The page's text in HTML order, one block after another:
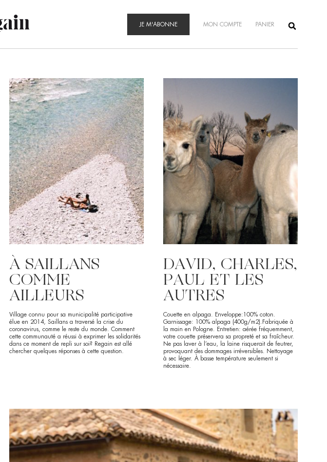
JE M'ABONNE MON COMPTE PANIER
À SAILLANS
COMME
AILLEURS
Village connu pour sa municipalité participative
élue en 2014, Saillans a traversé la crise du
coronavirus, comme le reste du monde. Comment
cette communauté a réussi à exprimer les solidarités
dans ce moment de repli sur soi? Regain est allé
chercher quelques réponses à cette question.
DAVID, CHARLES,
PAUL ET LES
AUTRES
Couette en alpaga. Enveloppe:100% coton.
Garnissage: 100% alpaga (400g/m2).Fabriquée à
la main en Pologne. Entretien: aérée fréquemment,
votre couette préservera sa propreté et sa fraîcheur.
Ne pas laver à l’eau, la laine risquerait de feutrer,
provoquant des dommages irréversibles. Nettoyage
à sec léger. À basse température seulement si
nécessaire.